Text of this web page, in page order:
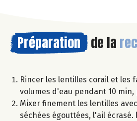
Préparation de la
Rincer les lentilles corail et les
volumes d'eau pendant 10 min,
Mixer finement les lentilles
séchées égouttées, l'ail écrasé.